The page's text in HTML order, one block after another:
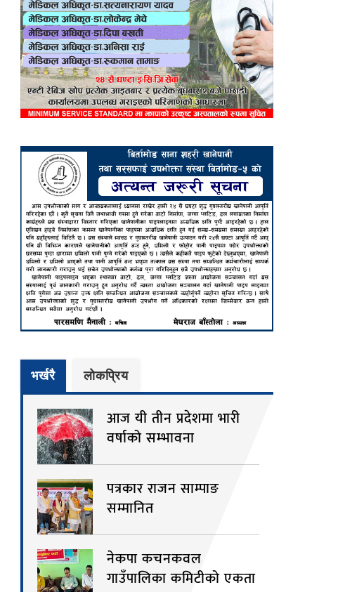
भर्खरै लाेकप्रिय
आज यी तीन प्रदेशमा भारी
वर्षाको सम्भावना
पत्रकार राजन साम्पाङ
सम्मानित
नेकपा कचनकवल
गाउँपालिका कमिटीको एकता